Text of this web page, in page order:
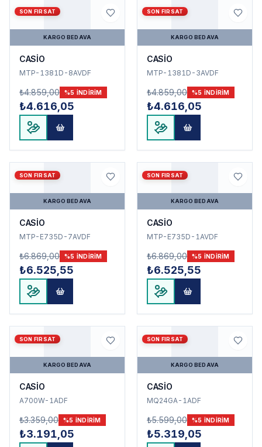
SON FIRSAT
KARGO BEDAVA
CASİO
MTP-1381D-8AVDF
₺4.859,00 %5 INDIRIM
₺4.616,05
SON FIRSAT
KARGO BEDAVA
CASİO
MTP-1381D-3AVDF
₺4.859,00 %5 INDIRIM
₺4.616,05
SON FIRSAT
KARGO BEDAVA
CASİO
MTP-E735D-7AVDF
₺6.869,00 %5 INDIRIM
₺6.525,55
SON FIRSAT
KARGO BEDAVA
CASİO
MTP-E735D-1AVDF
₺6.869,00 %5 INDIRIM
₺6.525,55
SON FIRSAT
KARGO BEDAVA
CASİO
A700W-1ADF
₺3.359,00 %5 INDIRIM
₺3.191,05
SON FIRSAT
KARGO BEDAVA
CASİO
MQ24GA-1ADF
₺5.599,00 %5 INDIRIM
₺5.319,05